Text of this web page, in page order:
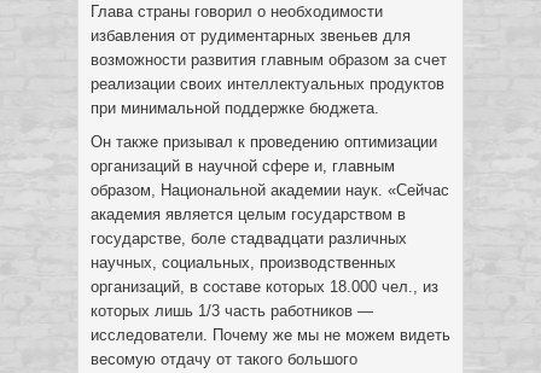
Глава страны говорил о необходимости
избавления от рудиментарных звеньев для
возможности развития главным образом за счет
реализации своих интеллектуальных продуктов
при минимальной поддержке бюджета.
Он также призывал к проведению оптимизации
организаций в научной сфере и, главным
образом, Национальной академии наук. «Сейчас
академия является целым государством в
государстве, боле стадвадцати различных
научных, социальных, производственных
организаций, в составе которых 18.000 чел., из
которых лишь 1/3 часть работников —
исследователи. Почему же мы не можем видеть
весомую отдачу от такого большого